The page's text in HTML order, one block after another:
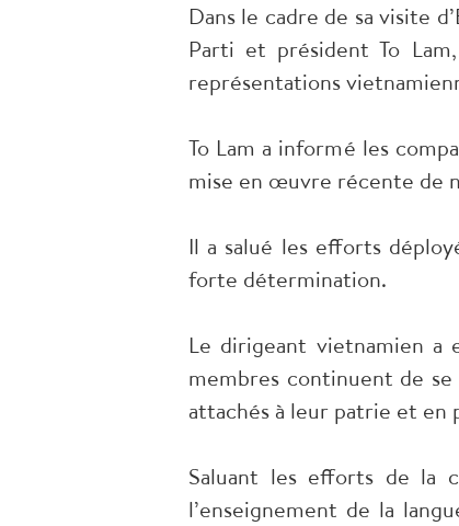
Dans le cadre de sa visite
Parti et président To
représentations
To Lam a informé les
mise en œuvre récente de
Il a salué les efforts
forte détermination.
Le dirigeant vietnamien a
membres continuent de
attachés à leur patrie et
Saluant les efforts de la
l’enseignement de la